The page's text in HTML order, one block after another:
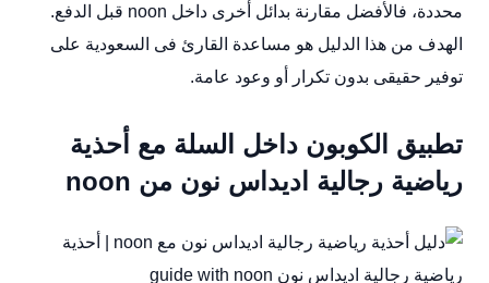
محددة، فالأفضل مقارنة بدائل أخرى داخل noon قبل الدفع.
الهدف من هذا الدليل هو مساعدة القارئ فى السعودية على
توفير حقيقى بدون تكرار أو وعود عامة.
تطبيق الكوبون داخل السلة مع أحذية
رياضية رجالية اديداس نون من noon